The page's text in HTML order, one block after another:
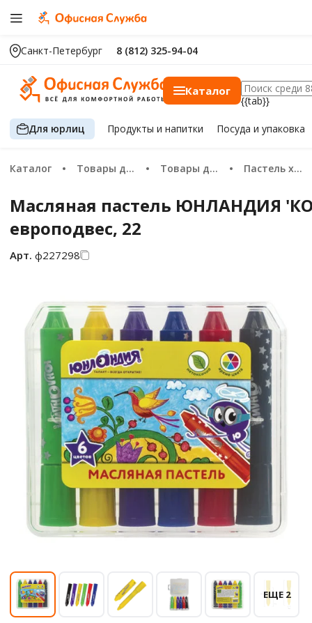
Санкт-Петербург 8 (812) 325-94-04
Каталог
{{tab}}
Для юрлиц Продуктыи напитки Посуда и упаковка
Каталог Товары для хобби и творчества Товары для художников Пастель художественная
Масляная пастель ЮНЛАНДИЯ
европодвес, 22
Арт. ф227298
ЕЩЕ 2